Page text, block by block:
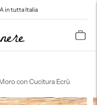
in tutta Italia
con Cucitura Ecrù